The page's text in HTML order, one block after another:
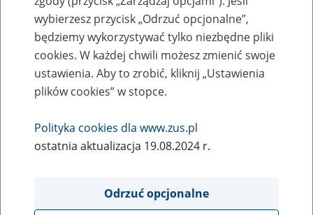
Zaproś ZUS do siebie: eZUS, wizyty
rezerwowane, e-wizyty, Aktywni 50+
Rodzaj wydarzenia
Szkolenia
Obszar merytoryczny
Płatnicy, ubezpieczeni, świadczeniobiorcy
wybierzesz przycisk „Odrzuć opcjonalne”,
będziemy wykorzystywać tylko niezbędne pliki
cookies. W każdej chwili możesz zmienić swoje
ustawienia. Aby to zrobić, kliknij „Ustawienia
plików cookies” w stopce.
Polityka cookies dla www.zus.pl
ostatnia aktualizacja 19.08.2024 r.
Odrzuć opcjonalne